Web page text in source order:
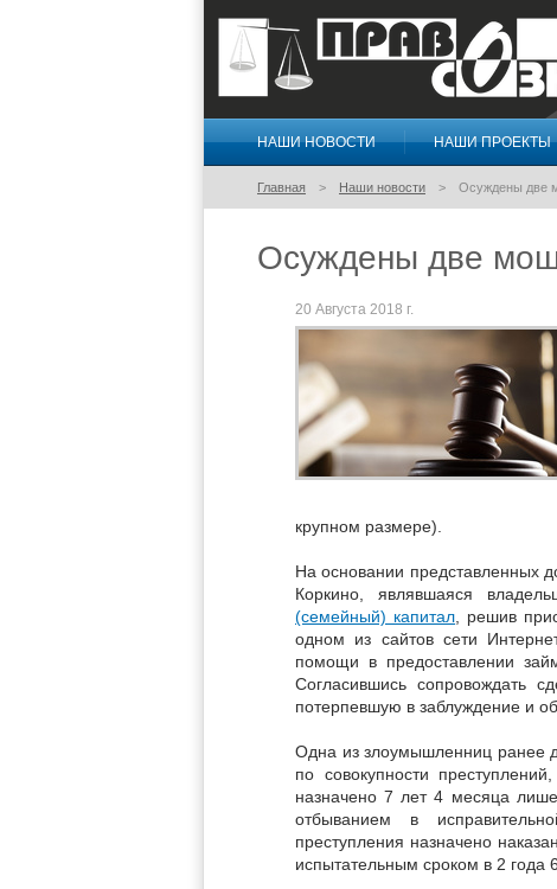
Правосознание
НАШИ НОВОСТИ НАШИ ПРОЕКТЫ
Главная Наши новости Осуждены две
Осуждены две
20 Августа 2018 г.
крупном размере).
На основании представленных
Коркино, являвшаяся
(семейный) капитал , решив
одном из сайтов сети
помощи в предоставлении
Согласившись сопровождать
потерпевшую в заблуждение и
Одна из злоумышленниц ранее
по совокупности
назначено 7 лет 4 месяца
отбыванием в
преступления назначено
испытательным сроком в 2 года